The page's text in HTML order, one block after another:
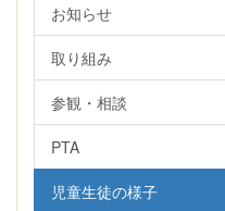
お知らせ
取り組み
参観・相談
PTA
児童生徒の様子